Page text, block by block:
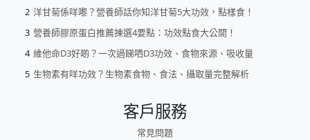
洋甘菊係咩嚟？營養師話你知洋甘菊5大功效，點樣食！
營養師膠原蛋白推薦揀選4要點：功效點食大公開！
維他命D3好啲？一次過睇哂D3功效、食物來源、吸收量
生物素有咩功效？生物素食物、食法、攝取量完整解析
客戶服務
常見問題